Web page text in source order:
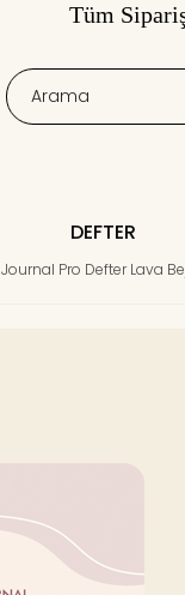
Tüm
DEFTER
Pro Defter Lava